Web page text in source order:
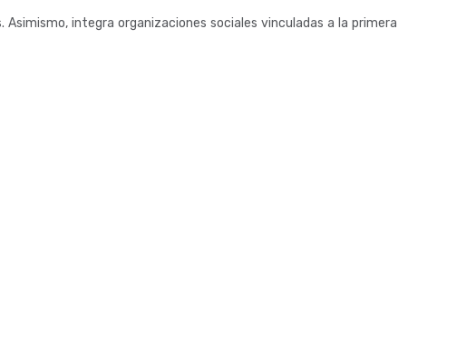
integra organizaciones sociales vinculadas a la primera